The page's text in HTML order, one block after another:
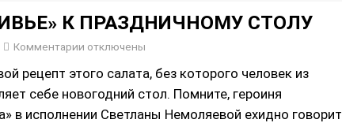
К ПРАЗДНИЧНОМУ СТОЛУ
Комментарии отключены
рецепт этого салата, без которого человек из
себе новогодний стол. Помните, героиня
в исполнении Светланы Немоляевой ехидно говорит